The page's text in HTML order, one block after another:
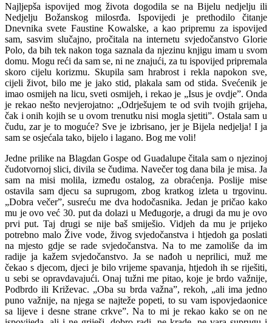
Najljepša ispovijed mog života dogodila se na Bijelu nedjelju ili
Nedjelju Božanskog milosrđa. Ispovijedi je prethodilo čitanje
Dnevnika svete Faustine Kowalske, a kao pripremu za ispovijed
sam, sasvim slučajno, pročitala na internetu svjedočanstvo Glorie
Polo, da bih tek nakon toga saznala da njezinu knjigu imam u svom
domu. Mogu reći da sam se, ni ne znajući, za tu ispovijed pripremala
skoro cijelu korizmu. Skupila sam hrabrost i rekla napokon sve,
cijeli život, bilo me je jako stid, plakala sam od stida. Svećenik je
imao osmijeh na licu, sveti osmijeh, i rekao je „Isus je ovdje”. Onda
je rekao nešto nevjerojatno: „Odrješujem te od svih tvojih grijeha,
čak i onih kojih se u ovom trenutku nisi mogla sjetiti”. Ostala sam u
čudu, zar je to moguće? Sve je izbrisano, jer je Bijela nedjelja! I ja
sam se osjećala tako, bijelo i lagano. Bog me voli!
Jedne prilike na Blagdan Gospe od Guadalupe čitala sam o njezinoj
čudotvornoj slici, divila se čudima. Navečer tog dana bila je misa. Ja
sam na misi molila, između ostalog, za obraćenja. Poslije mise
ostavila sam djecu sa suprugom, zbog kratkog izleta u trgovinu.
„Dobra večer”, susreću me dva hodočasnika. Jedan je pričao kako
mu je ovo već 30. put da dolazi u Međugorje, a drugi da mu je ovo
prvi put. Taj drugi se nije baš smiješio. Vidjeh da mu je prijeko
potrebno malo Žive vode, živog svjedočanstva i htjedoh ga poslati
na mjesto gdje se rade svjedočanstva. Na to me zamoliše da im
radije ja kažem svjedočanstvo. Ja se nađoh u neprilici, muž me
čekao s djecom, djeci je bilo vrijeme spavanja, htjedoh ih se riješiti,
u sebi se opravdavajući. Onaj tužni me pitao, koje je brdo važnije,
Podbrdo ili Križevac. „Oba su brda važna”, rekoh, „ali ima jedno
puno važnije, na njega se najteže popeti, to su vam ispovjedaonice
sa lijeve i desne strane crkve”. Na to mi je rekao kako se on ne